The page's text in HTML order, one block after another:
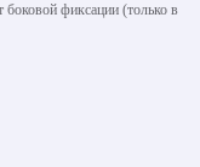
боковой фиксации (только в